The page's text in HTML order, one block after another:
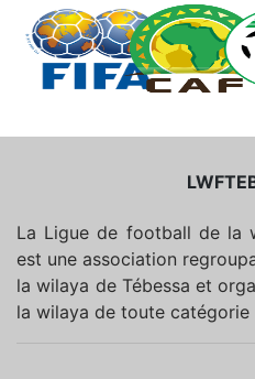
La Ligue de football de la
est une association
la wilaya de Tébessa et
la wilaya de toute catégorie